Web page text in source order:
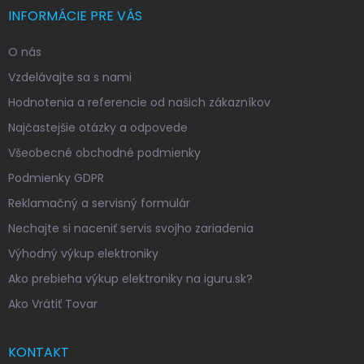
INFORMÁCIE PRE VÁS
O nás
Vzdelávajte sa s nami
Hodnotenia a referencie od našich zákazníkov
Najčastejšie otázky a odpovede
Všeobecné obchodné podmienky
Podmienky GDPR
Reklamačný a servisný formulár
Nechajte si naceniť servis svojho zariadenia
Výhodný výkup elektroniky
Ako prebieha výkup elektroniky na iguru.sk?
Ako Vrátiť Tovar
KONTAKT